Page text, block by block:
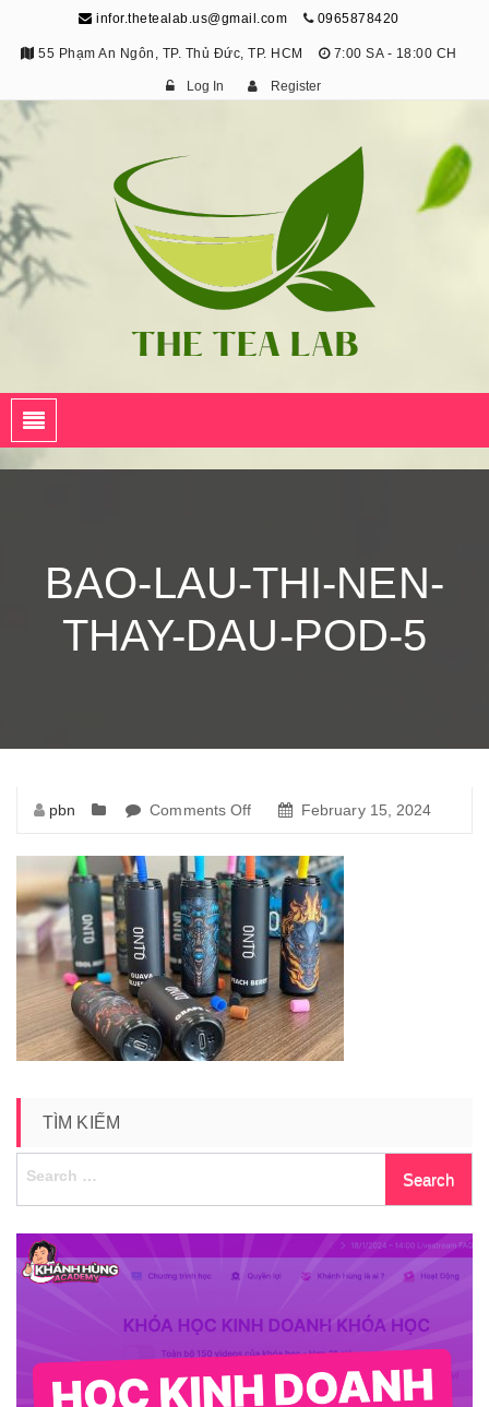
infor.thetealab.us@gmail.com 0965878420
55 Phạm An Ngôn, TP. Thủ Đức, TP. HCM 7:00 SA - 18:00 CH
Log In Register
BAO-LAU-THI-NEN-
THAY-DAU-POD-5
pbn Comments Off
lau-
thi-
nen-
thay-
dau-
pod-
5
February 15, 2024
TÌM KIẾM
Search